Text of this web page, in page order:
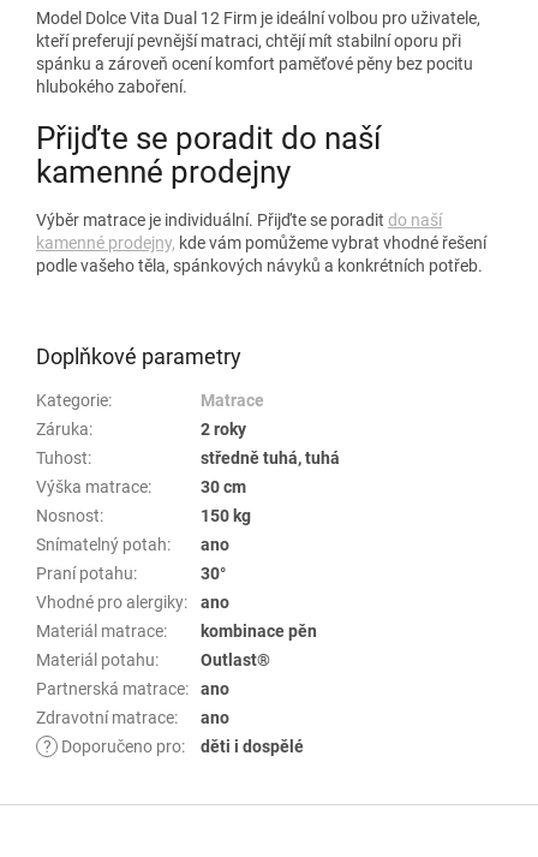
Model Dolce Vita Dual 12 Firm je ideální volbou pro uživatele,
kteří preferují pevnější matraci, chtějí mít stabilní oporu při
spánku a zároveň ocení komfort paměťové pěny bez pocitu
hlubokého zaboření.
Přijďte se poradit do naší
kamenné prodejny
Výběr matrace je individuální. Přijďte se poradit do naší
kamenné prodejny, kde vám pomůžeme vybrat vhodné řešení
podle vašeho těla, spánkových návyků a konkrétních potřeb.
Doplňkové parametry
Kategorie:
Matrace
Záruka:
2 roky
Tuhost:
středně tuhá, tuhá
Výška matrace:
30 cm
Nosnost:
150 kg
Snímatelný potah:
ano
Praní potahu:
30°
Vhodné pro alergiky:
ano
Materiál matrace:
kombinace pěn
Materiál potahu:
Outlast®
Partnerská matrace:
ano
Zdravotní matrace:
ano
?
Doporučeno pro: děti i dospělé